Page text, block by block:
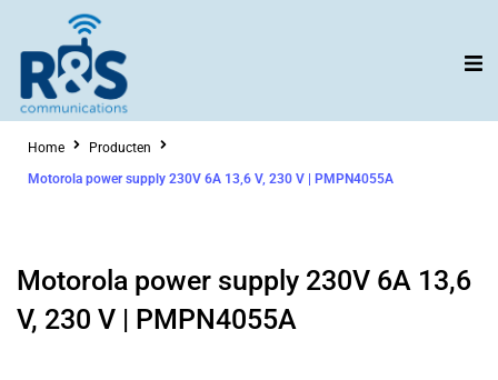
inhoud
Home
Producten
Motorola power supply 230V 6A 13,6 V, 230 V | PMPN4055A
Motorola power supply 230V 6A 13,6
V, 230 V | PMPN4055A